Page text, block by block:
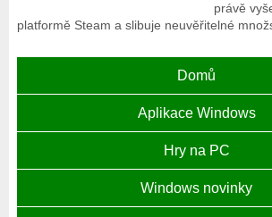
právě
platformě Steam a slibuje neuvěřitelné
Domů
Aplikace Windows
Hry na PC
Windows novinky